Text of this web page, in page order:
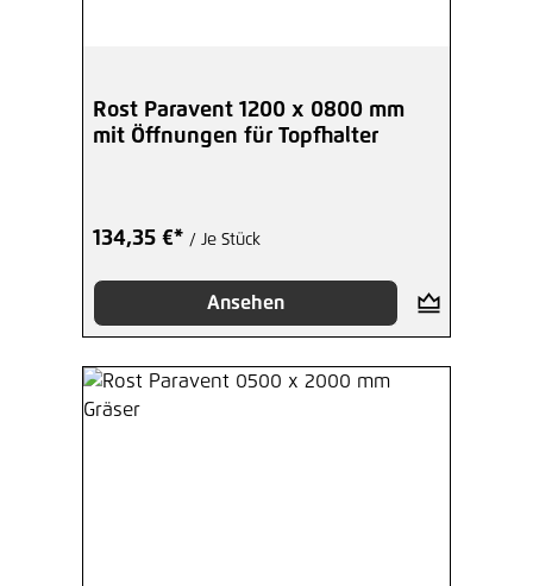
Rost Paravent 1200 x 0800 mm
mit Öffnungen für Topfhalter
134,35 €* / Je Stück
Ansehen